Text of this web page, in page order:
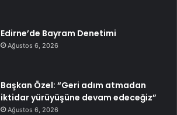
Edirne’de Bayram Denetimi
Ağustos 6, 2026
Başkan Özel: “Geri adım atmadan
iktidar yürüyüşüne devam edeceğiz”
Ağustos 6, 2026